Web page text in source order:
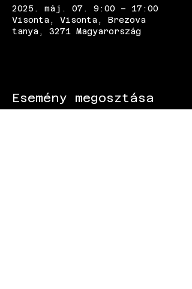
2025. máj. 07. 9:00 – 17:00
Visonta, Visonta, Brezova
tanya, 3271 Magyarország
Esemény megosztása